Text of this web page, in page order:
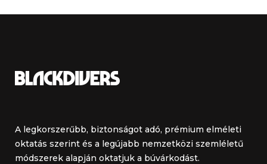
A legkorszerűbb, biztonságot adó, prémium elméleti
oktatás szerint és a legújabb nemzetközi szemléletű
módszerek alapján oktatjuk a búvárkodást.